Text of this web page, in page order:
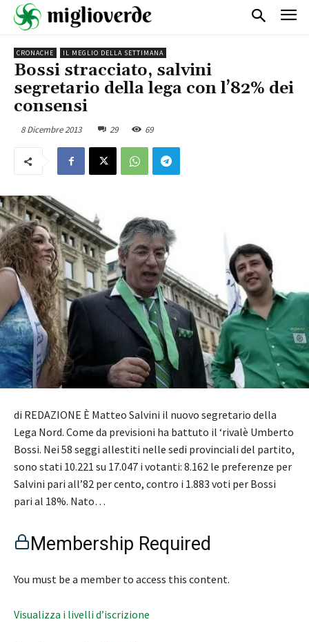
CRONACHE IL MEGLIO DELLA SETTIMANA
Bossi stracciato, salvini
segretario della lega con l’82% dei
consensi
8 Dicembre 2013 29 69
di REDAZIONE È Matteo Salvini il nuovo segretario della
Lega Nord. Come da previsioni ha battuto il ‘rivalè Umberto
Bossi. Nei 58 seggi allestiti nelle sedi provinciali del partito,
sono stati 10.221 su 17.047 i votanti: 8.162 le preferenze per
Salvini pari all’82 per cento, contro i 1.883 voti per Bossi
pari al 18%. Nato…
Membership Required
You must be a member to access this content.
Visualizza i livelli d’iscrizione